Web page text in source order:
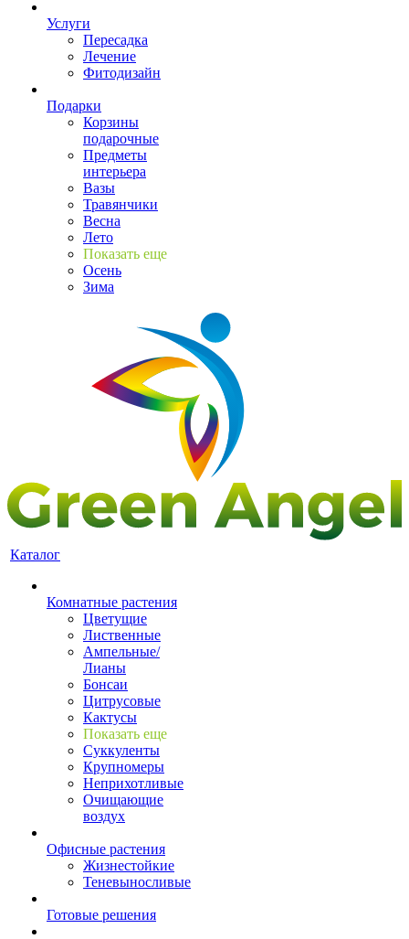
Услуги
Пересадка
Лечение
Фитодизайн
Подарки
Корзины
подарочные
Предметы
интерьера
Вазы
Травянчики
Весна
Лето
Показать еще
Осень
Зима
Каталог
Комнатные растения
Цветущие
Лиственные
Ампельные/
Лианы
Бонсаи
Цитрусовые
Кактусы
Показать еще
Суккуленты
Крупномеры
Неприхотливые
Очищающие
воздух
Офисные растения
Жизнестойкие
Теневыносливые
Готовые решения